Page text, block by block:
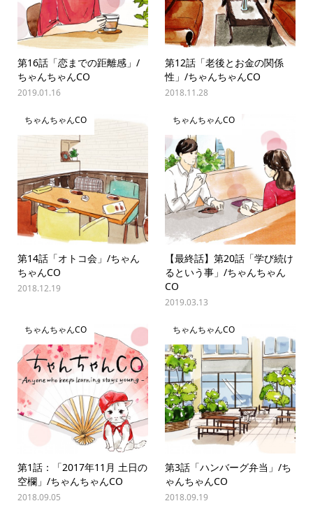
第16話「恋までの距離感」/
ちゃんちゃんCO
2019.01.16
第12話「老後とお金の関係
性」/ちゃんちゃんCO
2018.11.28
ちゃんちゃんCO
第14話「オトコ会」/ちゃん
ちゃんCO
2018.12.19
ちゃんちゃんCO
【最終話】第20話「学び続け
るという事」/ちゃんちゃん
CO
2019.03.13
ちゃんちゃんCO
第1話：「2017年11月 ⼟日の
空欄」/ちゃんちゃんCO
2018.09.05
ちゃんちゃんCO
第3話「ハンバーグ弁当」/ち
ゃんちゃんCO
2018.09.19